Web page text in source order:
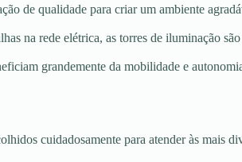
de qualidade para criar um ambiente
na rede elétrica, as torres de iluminação
grandemente da mobilidade e
cuidadosamente para atender às mais